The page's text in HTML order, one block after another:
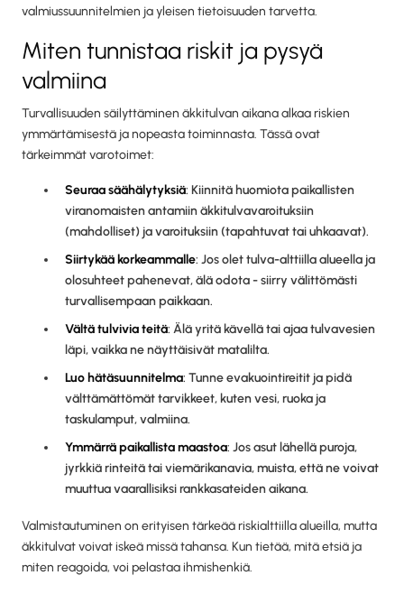
valmiussuunnitelmien ja yleisen tietoisuuden tarvetta.
Miten tunnistaa riskit ja pysyä
valmiina
Turvallisuuden säilyttäminen äkkitulvan aikana alkaa riskien
ymmärtämisestä ja nopeasta toiminnasta. Tässä ovat
tärkeimmät varotoimet:
Seuraa säähälytyksiä: Kiinnitä huomiota paikallisten
viranomaisten antamiin äkkitulvavaroituksiin
(mahdolliset) ja varoituksiin (tapahtuvat tai uhkaavat).
Siirtykää korkeammalle: Jos olet tulva-alttiilla alueella ja
olosuhteet pahenevat, älä odota - siirry välittömästi
turvallisempaan paikkaan.
Vältä tulvivia teitä: Älä yritä kävellä tai ajaa tulvavesien
läpi, vaikka ne näyttäisivät matalilta.
Luo hätäsuunnitelma: Tunne evakuointireitit ja pidä
välttämättömät tarvikkeet, kuten vesi, ruoka ja
taskulamput, valmiina.
Ymmärrä paikallista maastoa: Jos asut lähellä puroja,
jyrkkiä rinteitä tai viemärikanavia, muista, että ne voivat
muuttua vaarallisiksi rankkasateiden aikana.
Valmistautuminen on erityisen tärkeää riskialttiilla alueilla, mutta
äkkitulvat voivat iskeä missä tahansa. Kun tietää, mitä etsiä ja
miten reagoida, voi pelastaa ihmishenkiä.